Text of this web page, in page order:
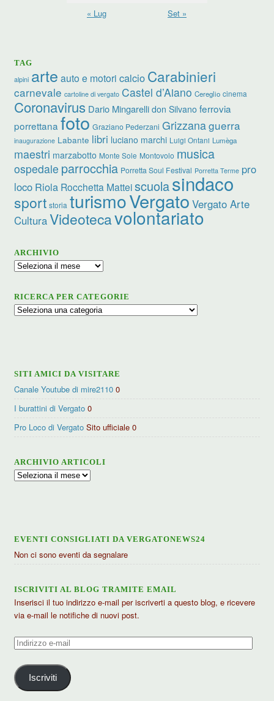
« Lug
Set »
TAG
alpini arte auto e motori calcio Carabinieri
carnevale cartoline di vergato Castel d’Aiano Cereglio cinema
Coronavirus Dario Mingarelli don Silvano ferrovia
porrettana foto Graziano Pederzani Grizzanaguerra
inaugurazione Labante libri luciano marchi Luigi Ontani Lumèga
maestri marzabotto Monte Sole Montovolo musica
ospedale parrocchia Porretta Soul Festival Porretta Terme pro
loco Riola Rocchetta Matteiscuolasindaco
sport storia turismoVergato Vergato Arte
CulturaVideotecavolontariato
ARCHIVIO
Archivio
RICERCA PER CATEGORIE
Ricerca
SITI AMICI DA VISITARE
Canale Youtube di mire2110 0
I burattini di Vergato 0
Pro Loco di Vergato Sito ufficiale 0
ARCHIVIO ARTICOLI
Archivio
EVENTI CONSIGLIATI DA VERGATONEWS24
Non ci sono eventi da segnalare
ISCRIVITI AL BLOG TRAMITE EMAIL
Inserisci il tuo indirizzo e-mail per iscriverti a questo blog, e ricevere
via e-mail le notifiche di nuovi post.
Indirizzo
mail
Iscriviti